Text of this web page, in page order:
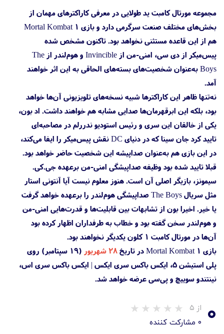
مجموعه مورتال کامبت ید طولایی در معرفی کاراکترهای مهمان از
بخش‌های مختلف صنعت سرگرمی دارد و بازی Mortal Kombat 1
هم از این قاعده مستثنی نخواهد بود. تاکنون مشخص شده
پیس‌میکر از دی سی، امنی-من از Invincible و هوم‌لندر از The
Boys به‌عنوان شخصیت‌های بسته‌های الحاقی به این اثر خواهند
آمد.
نه‌تنها ظاهر این کاراکترها شبیه نسخه‌های تلویزیونی آن‌ها خواهد
بود، بلکه این ابرقهرمان‌ها صدایی مشابه هم خواهند داشت. اد بون،
یکی از خالقان این سری و رئیس استودیو ندررلم در مصاحبه‌ای
تایید کرد جان سینا که در دنیای DC نقش پیس‌میکر را ایفا می‌کند،
در این بازی هم به‌عنوان صداپیشه این شخصیت حاضر خواهد بود.
قبلا تایید شده بود وظیفه صداپیشگی امنی-من برعهده جی.کی.
سیمونز، بازیگر اصلی آن است. هنوز معلوم نیست آیا آنتونی استار
مثل سریال The Boys صداپیشگی هوم‌لندر را برعهده خواهد گرفت
یا خیر. اخیرا بون از تشابهات بین قابلیت‌ها و قدرت‌هایی امنی-من
و هوم‌لندر سخن گفته بود و خطاب به طرفداران اظهار کرده بود
آن‌ها در مورتال کامبت ۱ کلون یکدیگر نخواهند بود.
بازی Mortal Kombat 1 در تاریخ
۲۸ شهریور
(۱۹ سپتامبر) روی
پلی استیشن 5، ایکس باکس سری ایکس | ایکس باکس سری اس،
نینتندو سوییچ و پی‌سی عرضه خواهد شد.
۰ از ۵
۰ مشارکت کننده